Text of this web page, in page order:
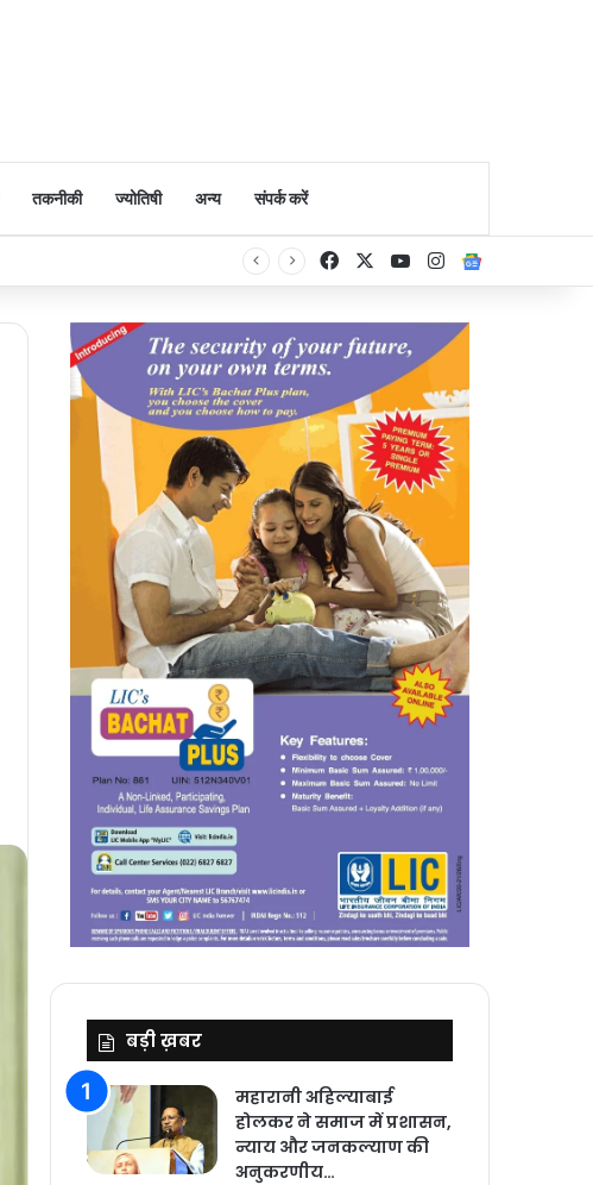
तकनीकी ज्योतिषी अन्य संपर्क करें
FacebookYouTubeInstagram
बड़ी ख़बर
महारानी अहिल्याबाई
होलकर ने समाज में प्रशासन,
न्याय और जनकल्याण की
अनुकरणीय…